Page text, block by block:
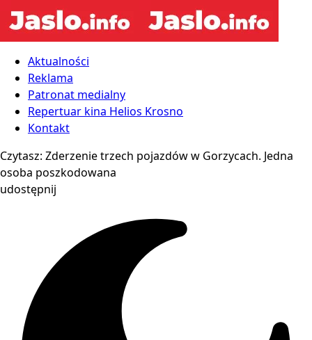
Aktualności
Reklama
Patronat medialny
Repertuar kina Helios Krosno
Kontakt
Czytasz: Zderzenie trzech pojazdów w Gorzycach. Jedna
osoba poszkodowana
udostępnij